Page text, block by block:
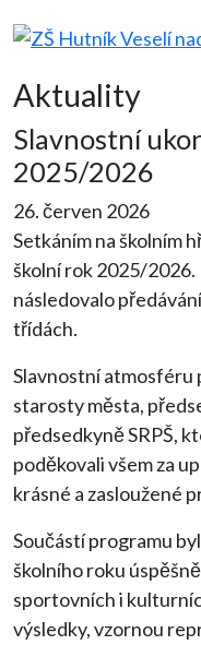
Aktuality
Slavnostní
2025/2026
26. červen 2026
Setkáním na školním
školní rok 2025/
následovalo
třídách.
Slavnostní atmosféru
starosty města,
předsedkyně SRPŠ,
poděkovali všem za
krásné a zasloužené
Součástí programu
školního roku
sportovních i
výsledky, vzornou